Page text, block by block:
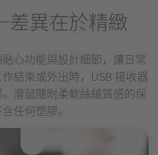
異在於精緻
心功能與設計細節，讓日常
結束或外出時，USB 接收器
滑鼠隨附柔軟絲絨質感的保
任何塑膠。